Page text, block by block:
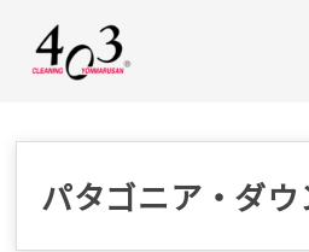
パタゴニア・ダ